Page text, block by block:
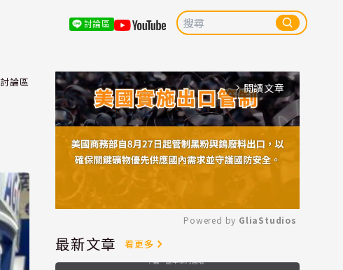
討論區
討論區 arrow_forward_ios 閱讀文章
Mute
Powered by GliaStudios
最新文章 看更多